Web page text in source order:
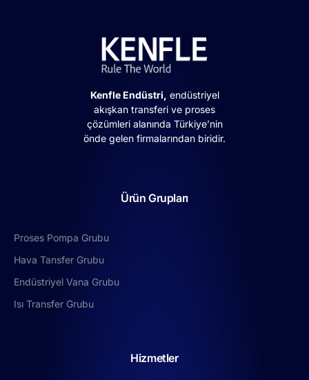
Kenfle Endüstri, endüstriyel
akışkan transferi ve proses
çözümleri alanında Türkiye’nin
önde gelen firmalarından biridir.
Ürün Grupları
Proses Pompa Grubu
Hava Tansfer Grubu
Endüstriyel Vana Grubu
Isı Transfer Grubu
Hizmetler